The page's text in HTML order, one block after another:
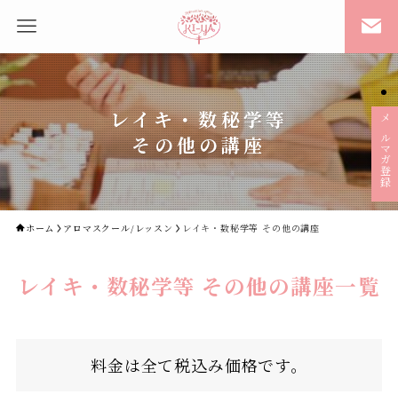
メルマガ登録
レイキ・数秘学等
その他の講座
ホーム アロマスクール/レッスン レイキ・数秘学等 その他の講座
レイキ・数秘学等 その他の講座一覧
料金は全て税込み価格です。